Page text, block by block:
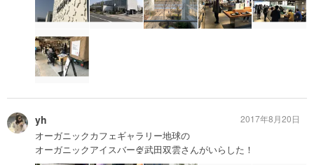
yh
オーガニックカフェギャラリー地球の
オーガニックアイスバー🍨武田双雲さんがいらした！
2017年8月20日